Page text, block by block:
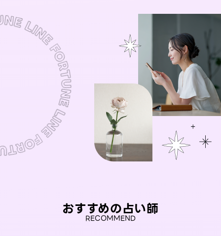
おすすめの占い師
RECOMMEND